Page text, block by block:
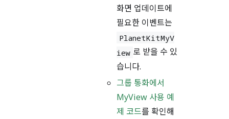
화면 업데이트에
필요한 이벤트는
PlanetKitMyV
iew 로 받을 수 있
습니다.
그룹 통화에서
MyView 사용 예
제 코드를 확인해